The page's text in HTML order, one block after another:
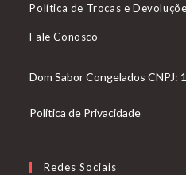
Política de Trocas e
Fale Conosco
Dom Sabor Congelados CNPJ:
Politica de Privacidade
Redes Sociais